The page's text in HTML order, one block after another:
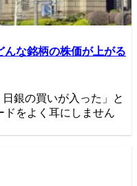
んな銘柄の株価が上がる
銀の買いが入った」と
ドをよく耳にしません